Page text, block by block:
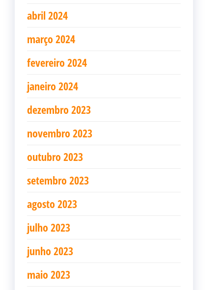
abril 2024
março 2024
fevereiro 2024
janeiro 2024
dezembro 2023
novembro 2023
outubro 2023
setembro 2023
agosto 2023
julho 2023
junho 2023
maio 2023